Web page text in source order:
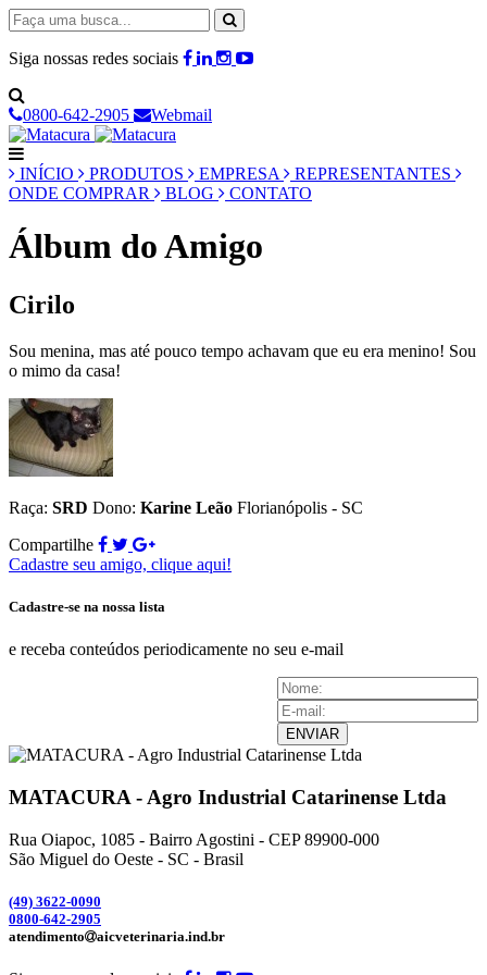
Siga nossas redes sociais
0800-642-2905 Webmail
INÍCIO PRODUTOS EMPRESA
REPRESENTANTES
ONDE COMPRAR
BLOG CONTATO
Álbum do Amigo
Cirilo
Sou menina, mas até pouco tempo achavam que eu era menino! Sou
o mimo da casa!
Raça: SRD Dono: Karine Leão Florianópolis - SC
Compartilhe
Cadastre seu amigo, clique aqui!
Cadastre-se na nossa lista
e receba conteúdos periodicamente no seu e-mail
ENVIAR
MATACURA - Agro Industrial Catarinense Ltda
Rua Oiapoc, 1085 - Bairro Agostini - CEP 89900-000
São Miguel do Oeste - SC - Brasil
(49) 3622-0090
0800-642-2905
atendimento
aicveterinaria.ind.br